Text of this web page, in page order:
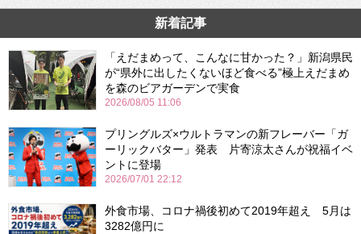
新着記事
「えだまめって、こんなに甘かった？」新潟県民
が“県外に出したくないほど食べる”極上えだまめ
を森のビアガーデンで実食
2026/08/05 11:06
プリングルズ×ウルトラマンの新フレーバー「ガ
ーリックバター」発表 片寄涼太さんが祝福イベ
ントに登場
2026/07/01 22:12
外食市場、コロナ禍後初めて2019年超え 5月は
3282億円に